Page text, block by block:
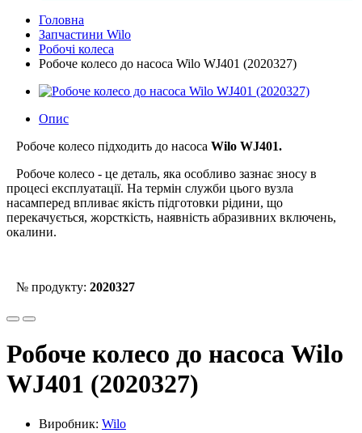
Головна
Запчастини Wilo
Робочі колеса
Робоче колесо до насоса Wilo WJ401 (2020327)
Опис
Робоче колесо підходить до насоса Wilo WJ401.
Робоче колесо - це деталь, яка особливо зазнає зносу в
процесі експлуатації. На термін служби цього вузла
насамперед впливає якість підготовки рідини, що
перекачується, жорсткість, наявність абразивних включень,
окалини.
№ продукту: 2020327
Робоче колесо до насоса Wilo
WJ401 (2020327)
Виробник: Wilo